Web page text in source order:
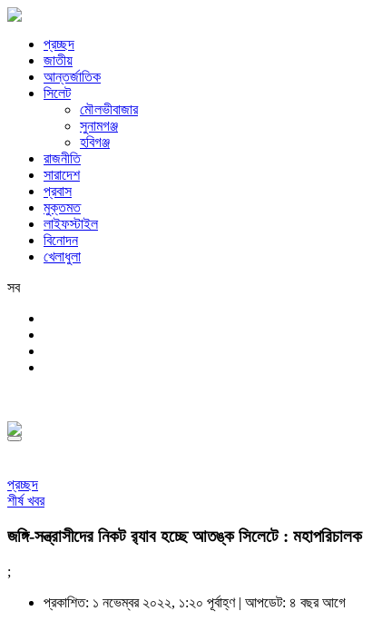
প্রচ্ছদ
জাতীয়
আন্তর্জাতিক
সিলেট
মৌলভীবাজার
সুনামগঞ্জ
হবিগঞ্জ
রাজনীতি
সারাদেশ
প্রবাস
মুক্তমত
লাইফস্টাইল
বিনোদন
খেলাধুলা
সব
প্রচ্ছদ
শীর্ষ খবর
জঙ্গি-সন্ত্রাসীদের নিকট র‍্যাব হচ্ছে আতঙ্ক সিলেটে : মহাপরিচালক
;
প্রকাশিত: ১ নভেম্বর ২০২২, ১:২০ পূর্বাহ্ণ | আপডেট: ৪ বছর আগে